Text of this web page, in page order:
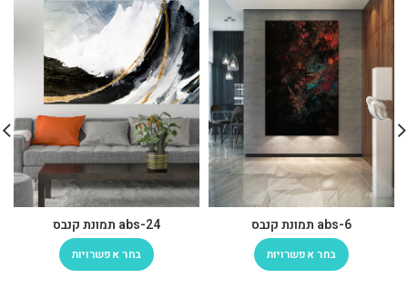
abs-6 תמונת קנבס
בחר אפשרויות
abs-24 תמונת קנבס
בחר אפשרויות